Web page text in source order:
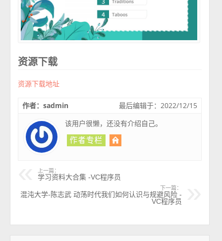
资源下载
资源下载地址
最后编辑于：2022/12/15
作者：sadmin
该用户很懒，还没有介绍自己。
上一篇：
学习资料大合集 -VC程序员
下一篇：
混沌大学-陈志武 动荡时代我们如何认识与规避风险 -
VC程序员